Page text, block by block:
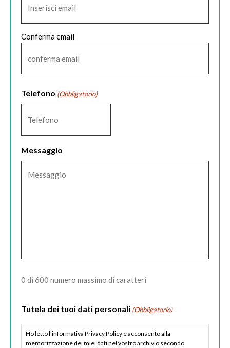
Conferma email
Telefono (Obbligatorio)
Messaggio
0 di 600 numero massimo di caratteri
Tutela dei tuoi dati personali (Obbligatorio)
Ho letto l'informativa Privacy Policy e acconsento alla
memorizzazione dei miei dati nel vostro archivio secondo